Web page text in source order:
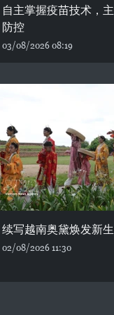
自主掌握疫苗技术，
防控
03/08/2026 08:19
续写越南奥黛焕发新
02/08/2026 11:30